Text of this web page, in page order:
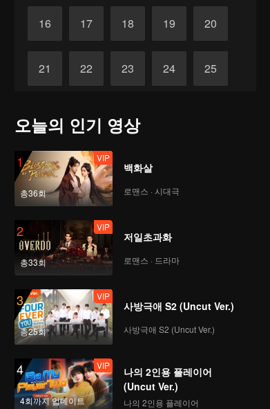
16 17 18 19 20
21 22 23 24 25
오늘의 인기 영상
1
총36회
VIP
백화살
로맨스 · 시대극
2
총33회
VIP
저일초과화
로맨스 · 드라마
3
총25회
VIP
사방극애 S2 (Uncut Ver.)
사방극애 S2 (Uncut Ver.)
4
4회까지 업데이트
VIP
나의 2인용 플레이어
(Uncut Ver.)
나의 2인용 플레이어